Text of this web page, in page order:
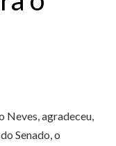
Neves, agradeceu,
Senado, o